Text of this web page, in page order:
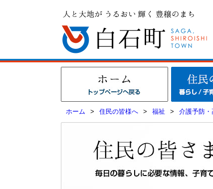
ホーム > 住民の皆様へ > 福祉 > 介護予防・